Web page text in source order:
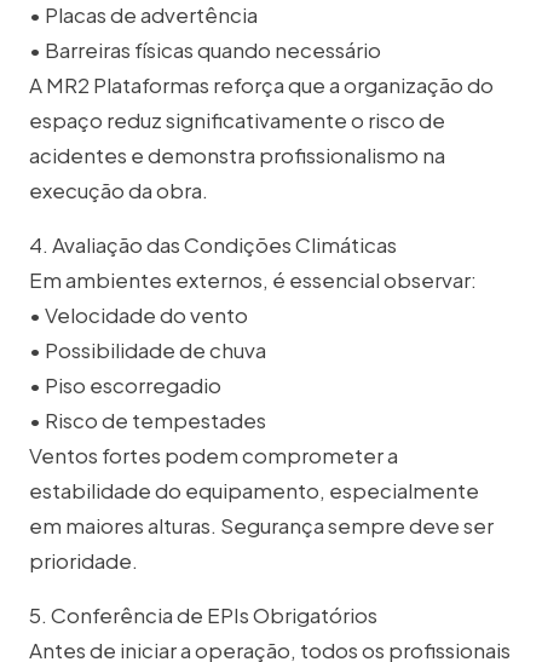
• Placas de advertência
• Barreiras físicas quando necessário
A MR2 Plataformas reforça que a organização do
espaço reduz significativamente o risco de
acidentes e demonstra profissionalismo na
execução da obra.
4. Avaliação das Condições Climáticas
Em ambientes externos, é essencial observar:
• Velocidade do vento
• Possibilidade de chuva
• Piso escorregadio
• Risco de tempestades
Ventos fortes podem comprometer a
estabilidade do equipamento, especialmente
em maiores alturas. Segurança sempre deve ser
prioridade.
5. Conferência de EPIs Obrigatórios
Antes de iniciar a operação, todos os profissionais